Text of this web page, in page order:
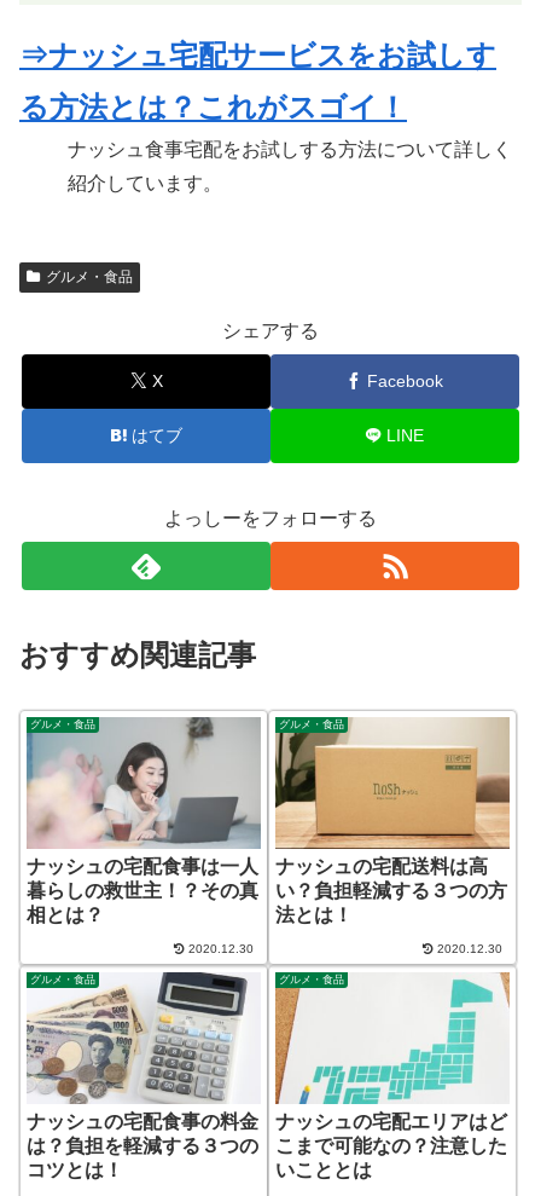
⇒ナッシュ宅配サービスをお試しす
る方法とは？これがスゴイ！
ナッシュ食事宅配をお試しする方法について詳しく
紹介しています。
グルメ・食品
シェアする
X Facebook
はてブ LINE
よっしーをフォローする
おすすめ関連記事
グルメ・食品
ナッシュの宅配食事は一人
暮らしの救世主！？その真
相とは？
2020.12.30
グルメ・食品
ナッシュの宅配送料は高
い？負担軽減する３つの方
法とは！
2020.12.30
グルメ・食品
ナッシュの宅配食事の料金
は？負担を軽減する３つの
コツとは！
グルメ・食品
ナッシュの宅配エリアはど
こまで可能なの？注意した
いこととは